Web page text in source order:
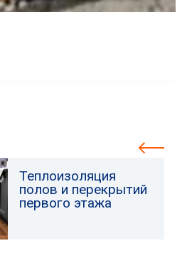
Теплоизоляция
полов и перекрытий
первого этажа